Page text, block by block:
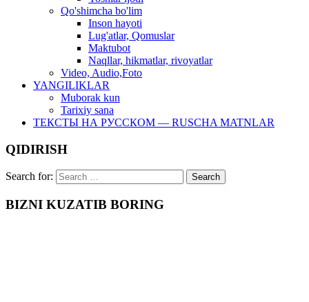
Qo'shimcha bo'lim
Inson hayoti
Lug'atlar, Qomuslar
Maktubot
Naqllar, hikmatlar, rivoyatlar
Video, Audio,Foto
YANGILIKLAR
Muborak kun
Tarixiy sana
ТЕКСТЫ НА РУССКОМ — RUSCHA MATNLAR
QIDIRISH
Search for:
BIZNI KUZATIB BORING